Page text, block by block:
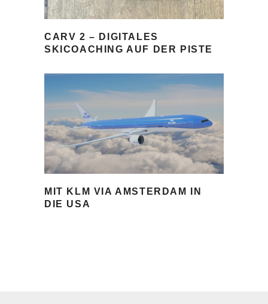
CARV 2 – DIGITALES
SKICOACHING AUF DER PISTE
MIT KLM VIA AMSTERDAM IN
DIE USA